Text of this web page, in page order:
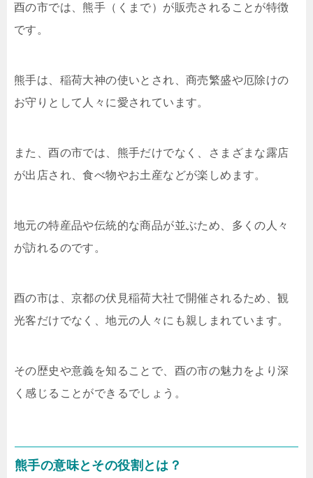
酉の市では、熊手（くまで）が販売されることが特徴
です。
熊手は、稲荷大神の使いとされ、商売繁盛や厄除けの
お守りとして人々に愛されています。
また、酉の市では、熊手だけでなく、さまざまな露店
が出店され、食べ物やお土産などが楽しめます。
地元の特産品や伝統的な商品が並ぶため、多くの人々
が訪れるのです。
酉の市は、京都の伏見稲荷大社で開催されるため、観
光客だけでなく、地元の人々にも親しまれています。
その歴史や意義を知ることで、酉の市の魅力をより深
く感じることができるでしょう。
熊手の意味とその役割とは？